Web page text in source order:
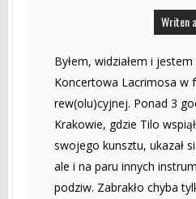
Writen
Byłem, widziałem i
Koncertowa Lacrimosa w
rew(olu)cyjnej. Ponad 3
Krakowie, gdzie Tilo
swojego kunsztu, ukazał
ale i na paru innych
podziw. Zabrakło chyba